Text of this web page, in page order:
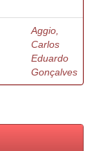
Aggio,
Carlos
Eduardo
Gonçalves